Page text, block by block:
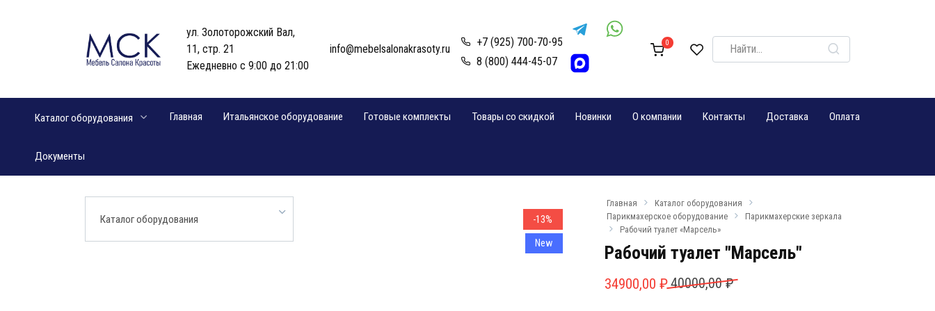
ул. Золоторожский Вал,
11, стр. 21
Ежедневно с 9:00 до 21:00
info@mebelsalonakrasoty.ru
+7 (925) 700-70-95
8 (800) 444-45-07
0
Search
for:
Каталог оборудования Главная Итальянское оборудование Готовые комплекты Товары со скидкой Новинки О компании Контакты Доставка Оплата
Документы
-13%
New
Главная
Каталог оборудования
Парикмахерское оборудование
Парикмахерские зеркала
Рабочий туалет «Марсель»
Рабочий туалет "Марсель"
40000,00₽
Первоначальная
34900,00 ₽
Текущая
Каталог оборудования